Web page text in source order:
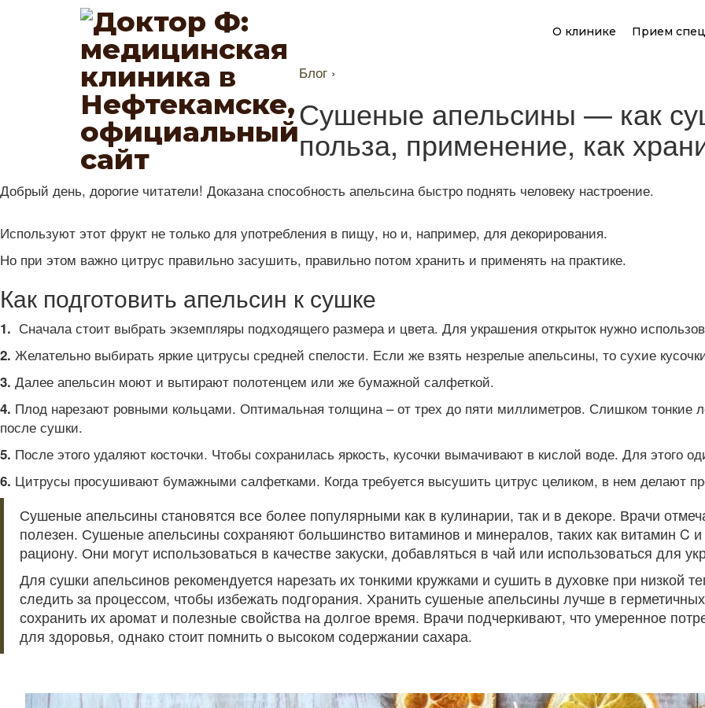
О клинике Прием
Блог ›
Сушеные апельсины — как
польза, применение, как
Добрый день, дорогие читатели! Доказана способность апельсина быстро поднять человеку настроение.
Используют этот фрукт не только для употребления в пищу, но и, например, для декорирования.
Но при этом важно цитрус правильно засушить, правильно потом хранить и применять на практике.
Как подготовить апельсин к сушке
1. Сначала стоит выбрать экземпляры подходящего размера и цвета. Для украшения открыток нужно
2. Желательно выбирать яркие цитрусы средней спелости. Если же взять незрелые апельсины, то сухие
3. Далее апельсин моют и вытирают полотенцем или же бумажной салфеткой.
4. Плод нарезают ровными кольцами. Оптимальная толщина – от трех до пяти миллиметров. Слишком тонкие
после сушки.
5. После этого удаляют косточки. Чтобы сохранилась яркость, кусочки вымачивают в кислой воде. Для этого
6. Цитрусы просушивают бумажными салфетками. Когда требуется высушить цитрус целиком, в нем делают
Сушеные апельсины становятся все более популярными как в кулинарии, так и в декоре. Врачи
полезен. Сушеные апельсины сохраняют большинство витаминов и минералов, таких как витамин C
рациону. Они могут использоваться в качестве закуски, добавляться в чай или использоваться для
Для сушки апельсинов рекомендуется нарезать их тонкими кружками и сушить в духовке при низкой
следить за процессом, чтобы избежать подгорания. Хранить сушеные апельсины лучше в
сохранить их аромат и полезные свойства на долгое время. Врачи подчеркивают, что умеренное
для здоровья, однако стоит помнить о высоком содержании сахара.